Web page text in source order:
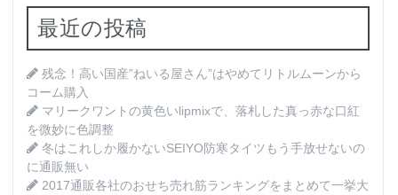
最近の投稿
残念！高い国産”ねいる屋さん”はやめてリトルムーンから
コーム購入
マリークワントの黄色いlipmixで、落札した真っ赤な口紅
を微妙に色調整
冬はこれしか履かないSEIYO防寒タイツもう手放せないの
に通販無い
2017通販各社のおせち売れ筋ランキングをまとめて一挙大